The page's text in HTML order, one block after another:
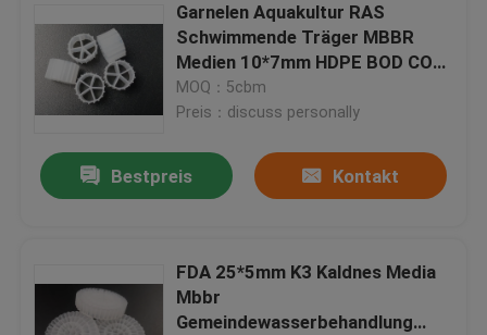
Garnelen Aquakultur RAS
Schwimmende Träger MBBR
Medien 10*7mm HDPE BOD COD
Entfernen
MOQ：5cbm
Preis：discuss personally
Bestpreis Kontakt
FDA 25*5mm K3 Kaldnes Media
Mbbr
Gemeindewasserbehandlung